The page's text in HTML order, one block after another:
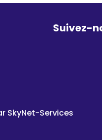
Suivez-
SkyNet-Services